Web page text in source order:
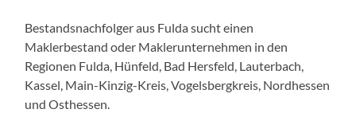
Bestandsnachfolger aus Fulda sucht einen
Maklerbestand oder Maklerunternehmen in den
Regionen Fulda, Hünfeld, Bad Hersfeld, Lauterbach,
Kassel, Main-Kinzig-Kreis, Vogelsbergkreis, Nordhessen
und Osthessen.